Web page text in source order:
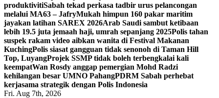
produktivitiSabah tekad perkasa tadbir urus pelancongan
melalui MA63 – JafryMukah himpun 160 pakar maritim
jayakan latihan SAREX 2026Arab Saudi sambut ketibaan
lebih 19.5 juta jemaah haji, umrah sepanjang 2025Polis tahan
suspek rakam video aibkan wanita di Festival Makanan
KuchingPolis siasat gangguan tidak senonoh di Taman Hill
Top, LuyangProjek SSMP tidak boleh terbengkalai kali
keempatWan Rosdy anggap pemergian Mohd Radzi
kehilangan besar UMNO PahangPDRM Sabah perhebat
kerjasama strategik dengan Polis Indonesia
Fri. Aug 7th, 2026